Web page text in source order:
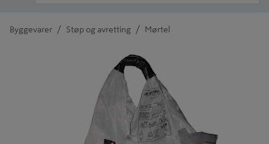
Byggevarer / Støp og avretting / Mørtel